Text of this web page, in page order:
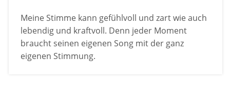
Meine Stimme kann gefühlvoll und zart wie auch
lebendig und kraftvoll. Denn jeder Moment
braucht seinen eigenen Song mit der ganz
eigenen Stimmung.